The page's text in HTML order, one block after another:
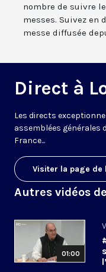
nombre de suivre
messes. Suivez en
messe diffusée
Direct à
Les directs
assemblées générales
France...
Visiter la page de
Autres vidéos
01:00